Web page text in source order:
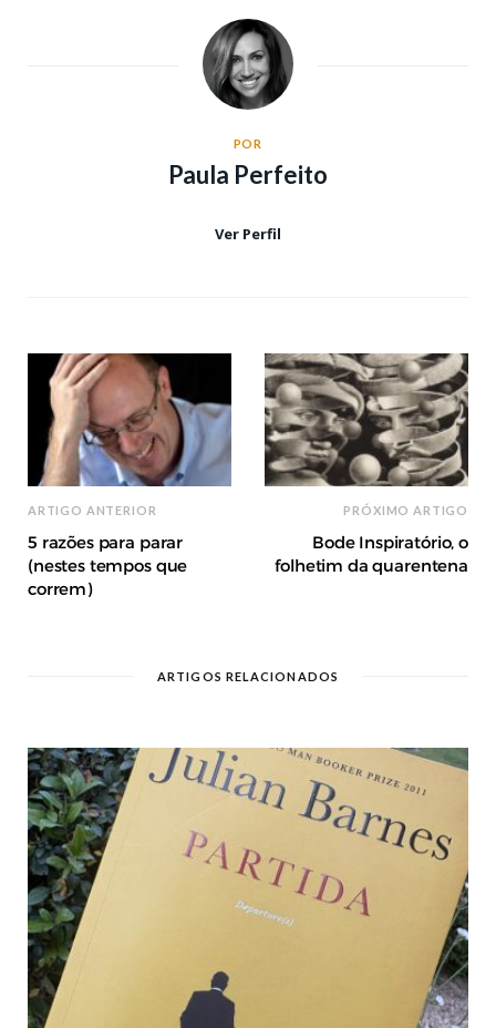
POR
Paula Perfeito
Ver Perfil
ARTIGO ANTERIOR
5 razões para parar
(nestes tempos que
correm)
PRÓXIMO ARTIGO
Bode Inspiratório, o
folhetim da quarentena
ARTIGOS RELACIONADOS